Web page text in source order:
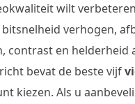
wilt
verhogen,
contrast en helderheid
bevat de beste vijf
kiezen. Als u